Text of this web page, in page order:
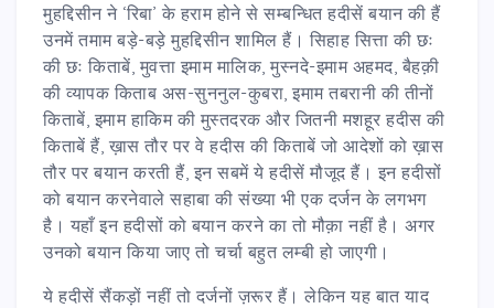
मुहद्दिसीन ने ‘रिबा’ के हराम होने से सम्बन्धित हदीसें बयान की हैं
उनमें तमाम बड़े-बड़े मुहद्दिसीन शामिल हैं। सिहाह सित्ता की छः
की छः किताबें, मुवत्ता इमाम मालिक, मुस्नदे-इमाम अहमद, बैहक़ी
की व्यापक किताब अस-सुननुल-कुबरा, इमाम तबरानी की तीनों
किताबें, इमाम हाकिम की मुस्तदरक और जितनी मशहूर हदीस की
किताबें हैं, ख़ास तौर पर वे हदीस की किताबें जो आदेशों को ख़ास
तौर पर बयान करती हैं, इन सबमें ये हदीसें मौजूद हैं। इन हदीसों
को बयान करनेवाले सहाबा की संख्या भी एक दर्जन के लगभग
है। यहाँ इन हदीसों को बयान करने का तो मौक़ा नहीं है। अगर
उनको बयान किया जाए तो चर्चा बहुत लम्बी हो जाएगी।
ये हदीसें सैंकड़ों नहीं तो दर्जनों ज़रूर हैं। लेकिन यह बात याद